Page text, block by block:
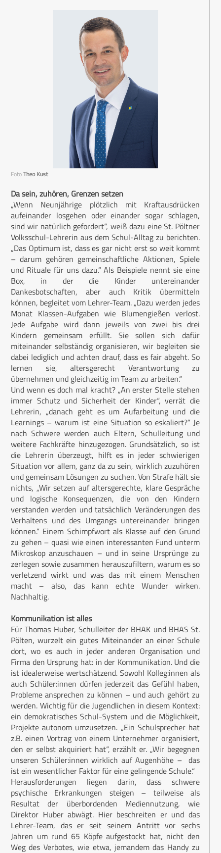
FotoTheo Kust
Da sein, zuhören, Grenzen setzen
„Wenn Neunjährige plötzlich mit Kraftausdrücken
aufeinander losgehen oder einander sogar schlagen,
sind wir natürlich gefordert“, weiß dazu eine St. Pöltner
Volksschul-Lehrerin aus dem Schul-Alltag zu berichten.
„Das Optimum ist, dass es gar nicht erst so weit kommt
– darum gehören gemeinschaftliche Aktionen, Spiele
und Rituale für uns dazu.“ Als Beispiele nennt sie eine
Box, in der die Kinder untereinander
Dankesbotschaften, aber auch Kritik übermitteln
können, begleitet vom Lehrer-Team. „Dazu werden jedes
Monat Klassen-Aufgaben wie Blumengießen verlost.
Jede Aufgabe wird dann jeweils von zwei bis drei
Kindern gemeinsam erfüllt. Sie sollen sich dafür
miteinander selbständig organisieren, wir begleiten sie
dabei lediglich und achten drauf, dass es fair abgeht. So
lernen sie, altersgerecht Verantwortung zu
übernehmen und gleichzeitig im Team zu arbeiten.“
Und wenn es doch mal kracht? „An erster Stelle stehen
immer Schutz und Sicherheit der Kinder“, verrät die
Lehrerin, „danach geht es um Aufarbeitung und die
Learnings – warum ist eine Situation so eskaliert?“ Je
nach Schwere werden auch Eltern, Schulleitung und
weitere Fachkräfte hinzugezogen. Grundsätzlich, so ist
die Lehrerin überzeugt, hilft es in jeder schwierigen
Situation vor allem, ganz da zu sein, wirklich zuzuhören
und gemeinsam Lösungen zu suchen. Von Strafe hält sie
nichts, „Wir setzen auf altersgerechte, klare Gespräche
und logische Konsequenzen, die von den Kindern
verstanden werden und tatsächlich Veränderungen des
Verhaltens und des Umgangs untereinander bringen
können.“ Einem Schimpfwort als Klasse auf den Grund
zu gehen – quasi wie einen interessanten Fund unterm
Mikroskop anzuschauen – und in seine Ursprünge zu
zerlegen sowie zusammen herauszufiltern, warum es so
verletzend wirkt und was das mit einem Menschen
macht – also, das kann echte Wunder wirken.
Nachhaltig.
Kommunikation ist alles
Für Thomas Huber, Schulleiter der BHAK und BHAS St.
Pölten, wurzelt ein gutes Miteinander an einer Schule
dort, wo es auch in jeder anderen Organisation und
Firma den Ursprung hat: in der Kommunikation. Und die
ist idealerweise wertschätzend. Sowohl Kolleg:innen als
auch Schüler:innen dürfen jederzeit das Gefühl haben,
Probleme ansprechen zu können – und auch gehört zu
werden. Wichtig für die Jugendlichen in diesem Kontext:
ein demokratisches Schul-System und die Möglichkeit,
Projekte autonom umzusetzen. „Ein Schulsprecher hat
z.B. einen Vortrag von einem Unternehmer organisiert,
den er selbst akquiriert hat“, erzählt er. „Wir begegnen
unseren Schüler:innen wirklich auf Augenhöhe – das
ist ein wesentlicher Faktor für eine gelingende Schule.“
Herausforderungen liegen darin, dass schwere
psychische Erkrankungen steigen – teilweise als
Resultat der überbordenden Mediennutzung, wie
Direktor Huber abwägt. Hier beschreiten er und das
Lehrer-Team, das er seit seinem Antritt vor sechs
Jahren um rund 65 Köpfe aufgestockt hat, nicht den
Weg des Verbotes, wie etwa, jemandem das Handy zu